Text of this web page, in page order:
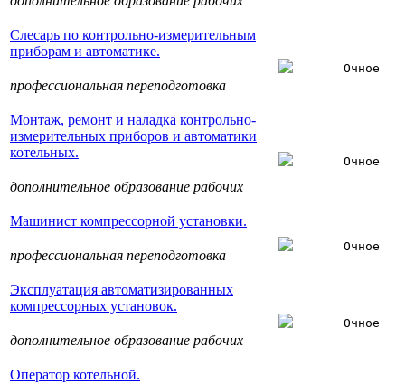
Слесарь по контрольно-измерительным
приборам и автоматике.
профессиональная переподготовка
Очное
Монтаж, ремонт и наладка контрольно-
измерительных приборов и автоматики
котельных.
дополнительное образование рабочих
Очное
Машинист компрессорной установки.
профессиональная переподготовка
Очное
Эксплуатация автоматизированных
компрессорных установок.
дополнительное образование рабочих
Очное
Оператор котельной.